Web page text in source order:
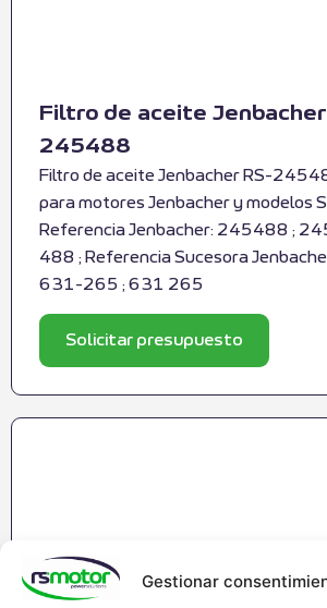
Gestionar
Filtro de aceite Jenbacher
245488
Filtro de aceite Jenbacher RS-
para motores Jenbacher y modelos
Referencia Jenbacher: 245488 ;
488 ; Referencia Sucesora
631-265 ; 631 265
Solicitar presupuesto